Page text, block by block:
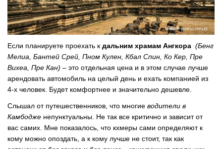
Если планируете проехать к дальним храмам Ангкора (Бенг
Мелиа, Бантей Срей, Пном Кулен, Кбал Спин, Ко Кер, Пре
Вихеа, Пре Кан) – это отдельная цена и в этом случае лучше
арендовать автомобиль на целый день и ехать компанией из
4-х человек. Будет комфортнее и значительно дешевле.
Слышал от путешественников, что многие водители в
Камбодже непунктуальны. Не так все критично и зависит от
вас самих. Мне показалось, что кхмеры сами определяют к
кому можно опоздать, а к кому лучше не стоит, так как